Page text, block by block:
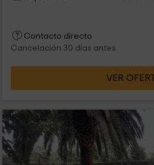
Contacto directo
Cancelación 30 días antes
VER